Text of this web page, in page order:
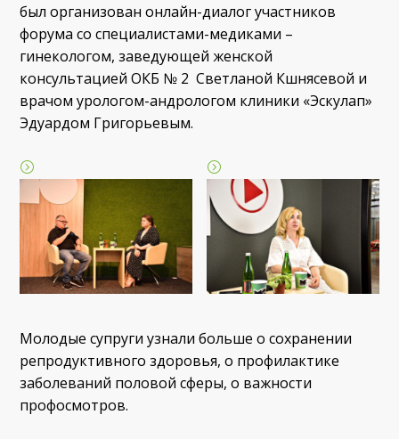
был организован онлайн-диалог участников
форума со специалистами-медиками –
гинекологом, заведующей женской
консультацией ОКБ № 2 Светланой Кшнясевой и
врачом урологом-андрологом клиники «Эскулап»
Эдуардом Григорьевым.
Молодые супруги узнали больше о сохранении
репродуктивного здоровья, о профилактике
заболеваний половой сферы, о важности
профосмотров.